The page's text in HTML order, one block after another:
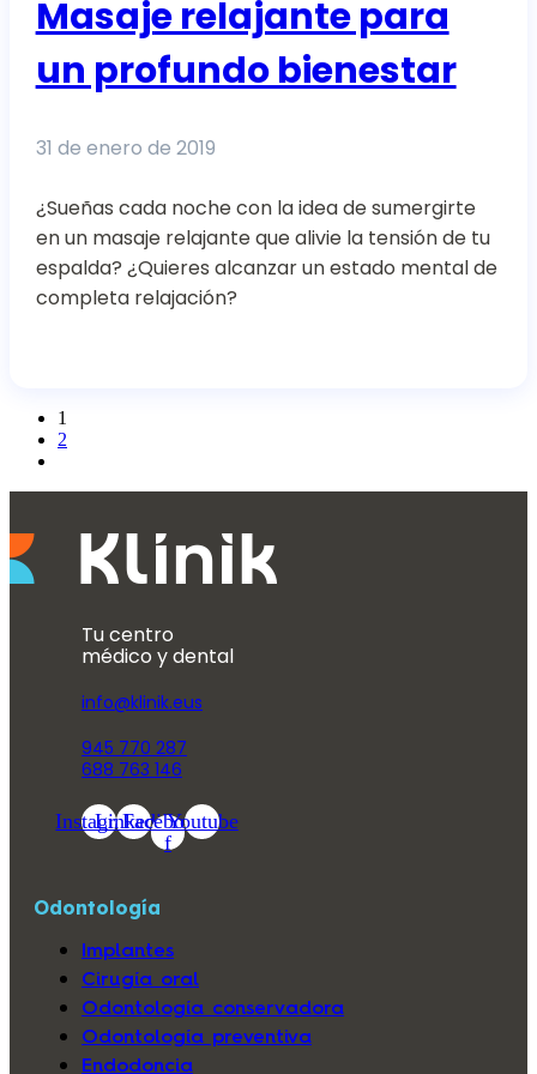
Masaje relajante para
un profundo bienestar
31 de enero de 2019
¿Sueñas cada noche con la idea de sumergirte
en un masaje relajante que alivie la tensión de tu
espalda? ¿Quieres alcanzar un estado mental de
completa relajación?
1
2
Tu centro
médico y dental
info@klinik.eus
945 770 287
688 763 146
Instagram
Linkedin
Facebook-
f
Youtube
Odontología
Implantes
Cirugía oral
Odontología conservadora
Odontología preventiva
Endodoncia